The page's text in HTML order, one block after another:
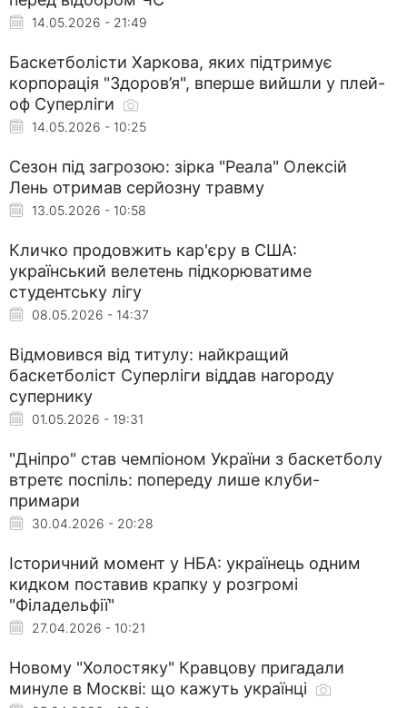
14.05.2026 - 21:49
Баскетболісти Харкова, яких підтримує
корпорація "Здоров’я", вперше вийшли у плей-
оф Суперліги
14.05.2026 - 10:25
Сезон під загрозою: зірка "Реала" Олексій
Лень отримав серйозну травму
13.05.2026 - 10:58
Кличко продовжить кар'єру в США:
український велетень підкорюватиме
студентську лігу
08.05.2026 - 14:37
Відмовився від титулу: найкращий
баскетболіст Суперліги віддав нагороду
супернику
01.05.2026 - 19:31
"Дніпро" став чемпіоном України з баскетболу
втретє поспіль: попереду лише клуби-
примари
30.04.2026 - 20:28
Історичний момент у НБА: українець одним
кидком поставив крапку у розгромі
"Філадельфії"
27.04.2026 - 10:21
Новому "Холостяку" Кравцову пригадали
минуле в Москві: що кажуть українці